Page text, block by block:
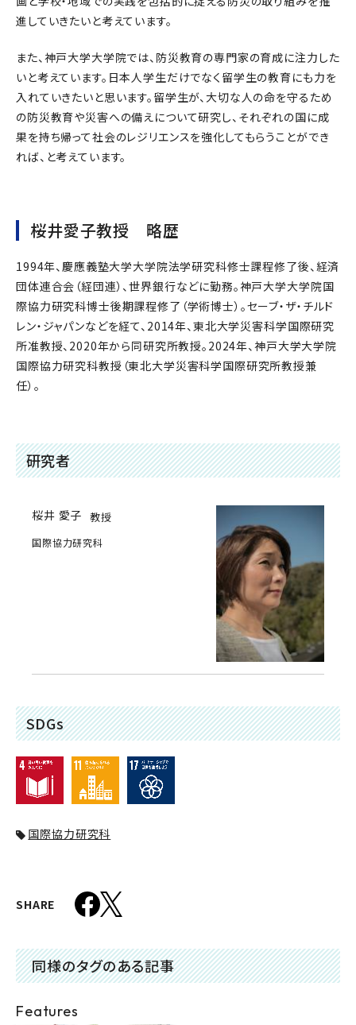
進していきたいと考えています。
また、神戸大学大学院では、防災教育の専門家の育成に注力した
いと考えています。日本人学生だけでなく留学生の教育にも力を
入れていきたいと思います。留学生が、大切な人の命を守るため
の防災教育や災害への備えについて研究し、それぞれの国に成
果を持ち帰って社会のレジリエンスを強化してもらうことができ
れば、と考えています。
桜井愛子教授 略歴
1994年、慶應義塾大学大学院法学研究科修士課程修了後、経済
団体連合会（経団連）、世界銀行などに勤務。神戸大学大学院国
際協力研究科博士後期課程修了（学術博士）。セーブ・ザ・チルド
レン・ジャパンなどを経て、2014年、東北大学災害科学国際研究
所准教授、2020年から同研究所教授。2024年、神戸大学大学院
国際協力研究科教授（東北大学災害科学国際研究所教授兼
任）。
研究者
桜井 愛子 教授
国際協力研究科
SDGs
国際協力研究科
SHARE
同様のタグのある記事
Features